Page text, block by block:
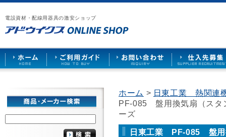
電設資材・配線用器具の激安ショップ
漏
電
ブ
レ
ー
カ
ー
や
照
ケ
ッ
ト
な
ア
ウ
イ
ス
HOME
ご
用
ガ
ド
お
い
合
せ
仕
先
募
ホーム > 日東工業 熱関連
PF-085 盤用換気扇（スタ
ーズ
日東工業 PF-085 盤用